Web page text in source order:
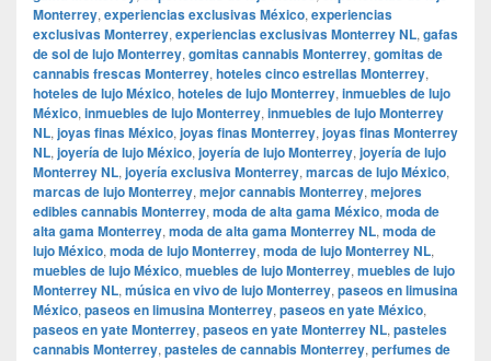
Monterrey, experiencias exclusivas México, experiencias
exclusivas Monterrey, experiencias exclusivas Monterrey NL, gafas
de sol de lujo Monterrey, gomitas cannabis Monterrey, gomitas de
cannabis frescas Monterrey, hoteles cinco estrellas Monterrey,
hoteles de lujo México, hoteles de lujo Monterrey, inmuebles de lujo
México, inmuebles de lujo Monterrey, inmuebles de lujo Monterrey
NL, joyas finas México, joyas finas Monterrey, joyas finas Monterrey
NL, joyería de lujo México, joyería de lujo Monterrey, joyería de lujo
Monterrey NL, joyería exclusiva Monterrey, marcas de lujo México,
marcas de lujo Monterrey, mejor cannabis Monterrey, mejores
edibles cannabis Monterrey, moda de alta gama México, moda de
alta gama Monterrey, moda de alta gama Monterrey NL, moda de
lujo México, moda de lujo Monterrey, moda de lujo Monterrey NL,
muebles de lujo México, muebles de lujo Monterrey, muebles de lujo
Monterrey NL, música en vivo de lujo Monterrey, paseos en limusina
México, paseos en limusina Monterrey, paseos en yate México,
paseos en yate Monterrey, paseos en yate Monterrey NL, pasteles
cannabis Monterrey, pasteles de cannabis Monterrey, perfumes de